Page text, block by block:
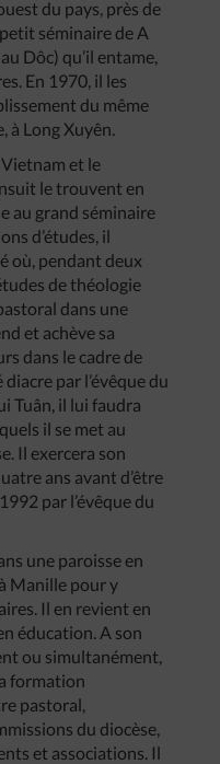
du pays, près de
séminaire de A
Dôc) qu’il entame,
En 1970, il les
du même
à Long Xuyên.
et le
le trouvent en
au grand séminaire
d’études, il
où, pendant deux
de théologie
dans une
et achève sa
dans le cadre de
diacre par l’évêque du
Tuân, il lui faudra
il se met au
Il exercera son
ans avant d’être
par l’évêque du
une paroisse en
Manille pour y
Il en revient en
éducation. A son
ou simultanément,
formation
pastoral,
du diocèse,
et associations. Il